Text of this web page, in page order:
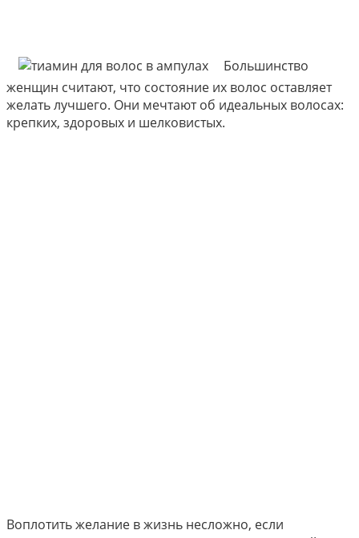
Большинство
женщин считают, что состояние их волос оставляет
желать лучшего. Они мечтают об идеальных волосах:
крепких, здоровых и шелковистых.
Воплотить желание в жизнь несложно, если